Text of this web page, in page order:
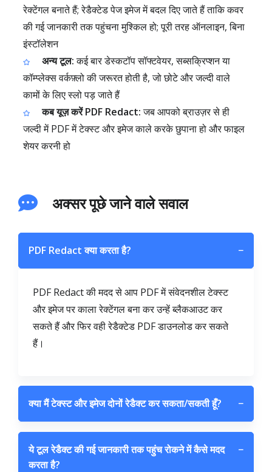
रेक्टेंगल बनाते हैं; रेडैक्टेड पेज इमेज में बदल दिए जाते हैं ताकि कवर
की गई जानकारी तक पहुंचना मुश्किल हो; पूरी तरह ऑनलाइन, बिना
इंस्टॉलेशन
अन्य टूल:कई बार डेस्कटॉप सॉफ्टवेयर, सब्सक्रिप्शन या
कॉम्प्लेक्स वर्कफ़्लो की जरूरत होती है, जो छोटे और जल्दी वाले
कामों के लिए स्लो पड़ जाते हैं
कब यूज़ करें PDF Redact:जब आपको ब्राउज़र से ही
जल्दी में PDF में टेक्स्ट और इमेज काले करके छुपाना हो और फाइल
शेयर करनी हो
अक्सर पूछे जाने वाले सवाल
PDF Redact क्या करता है? −
PDF Redact की मदद से आप PDF में संवेदनशील टेक्स्ट
और इमेज पर काला रेक्टेंगल बना कर उन्हें ब्लैकआउट कर
सकते हैं और फिर वही रेडैक्टेड PDF डाउनलोड कर सकते
हैं।
क्या मैं टेक्स्ट और इमेज दोनों रेडैक्ट कर सकता/सकती हूँ? −
ये टूल रेडैक्ट की गई जानकारी तक पहुंच रोकने में कैसे मदद
करता है?
−